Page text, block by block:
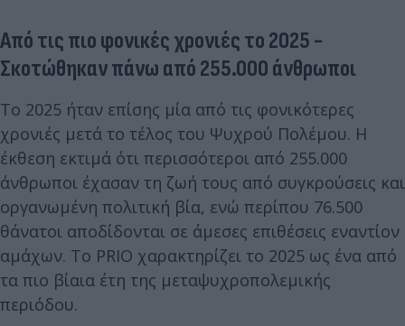
Από τις πιο φονικές χρονιές το 2025 -
Σκοτώθηκαν πάνω από 255.000 άνθρωποι
Το 2025 ήταν επίσης μία από τις φονικότερες
χρονιές μετά το τέλος του Ψυχρού Πολέμου. Η
έκθεση εκτιμά ότι περισσότεροι από 255.000
άνθρωποι έχασαν τη ζωή τους από συγκρούσεις και
οργανωμένη πολιτική βία, ενώ περίπου 76.500
θάνατοι αποδίδονται σε άμεσες επιθέσεις εναντίον
αμάχων. Το PRIO χαρακτηρίζει το 2025 ως ένα από
τα πιο βίαια έτη της μεταψυχροπολεμικής
περιόδου.